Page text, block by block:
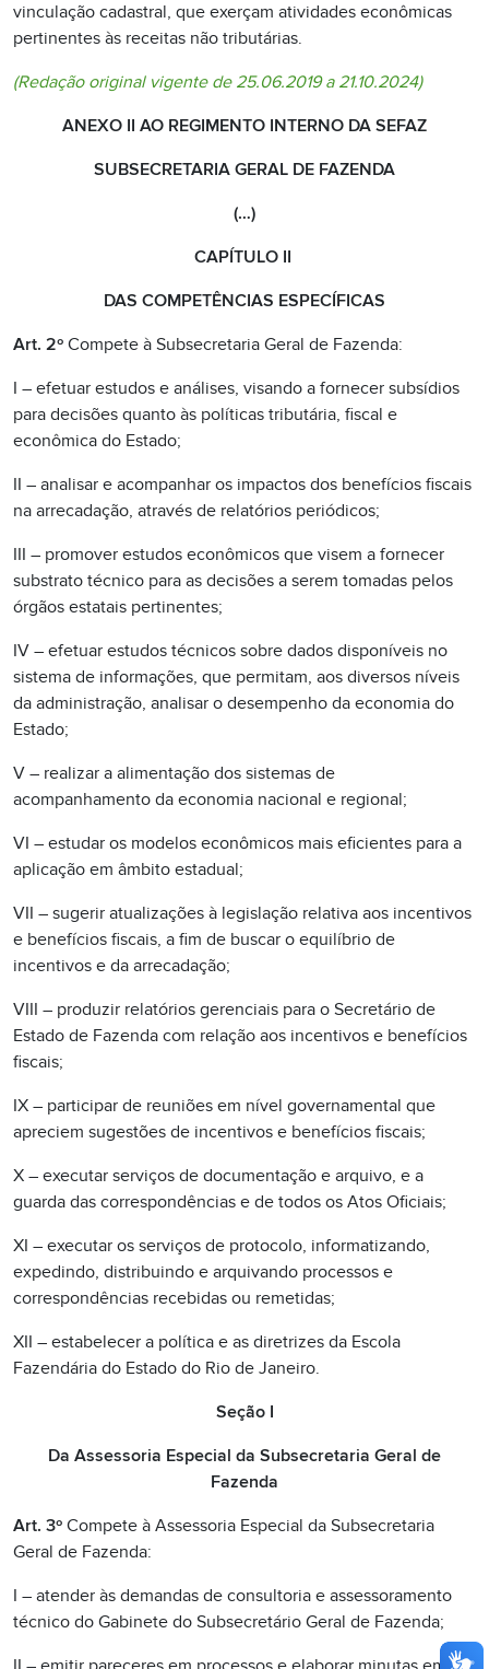
vinculação cadastral, que exerçam atividades econômicas
pertinentes às receitas não tributárias.
(Redação original vigente de 25.06.2019 a 21.10.2024)
ANEXO II AO REGIMENTO INTERNO DA SEFAZ
SUBSECRETARIA GERAL DE FAZENDA
(…)
CAPÍTULO II
DAS COMPETÊNCIAS ESPECÍFICAS
Art. 2º Compete à Subsecretaria Geral de Fazenda:
I – efetuar estudos e análises, visando a fornecer subsídios
para decisões quanto às políticas tributária, fiscal e
econômica do Estado;
II – analisar e acompanhar os impactos dos benefícios fiscais
na arrecadação, através de relatórios periódicos;
III – promover estudos econômicos que visem a fornecer
substrato técnico para as decisões a serem tomadas pelos
órgãos estatais pertinentes;
IV – efetuar estudos técnicos sobre dados disponíveis no
sistema de informações, que permitam, aos diversos níveis
da administração, analisar o desempenho da economia do
Estado;
V – realizar a alimentação dos sistemas de
acompanhamento da economia nacional e regional;
VI – estudar os modelos econômicos mais eficientes para a
aplicação em âmbito estadual;
VII – sugerir atualizações à legislação relativa aos incentivos
e benefícios fiscais, a fim de buscar o equilíbrio de
incentivos e da arrecadação;
VIII – produzir relatórios gerenciais para o Secretário de
Estado de Fazenda com relação aos incentivos e benefícios
fiscais;
IX – participar de reuniões em nível governamental que
apreciem sugestões de incentivos e benefícios fiscais;
X – executar serviços de documentação e arquivo, e a
guarda das correspondências e de todos os Atos Oficiais;
XI – executar os serviços de protocolo, informatizando,
expedindo, distribuindo e arquivando processos e
correspondências recebidas ou remetidas;
XII – estabelecer a política e as diretrizes da Escola
Fazendária do Estado do Rio de Janeiro.
Seção I
Da Assessoria Especial da Subsecretaria Geral de
Fazenda
Art. 3º Compete à Assessoria Especial da Subsecretaria
Geral de Fazenda:
I – atender às demandas de consultoria e assessoramento
técnico do Gabinete do Subsecretário Geral de Fazenda;